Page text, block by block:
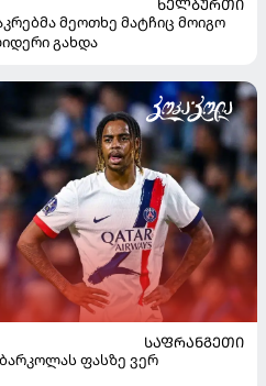
მეოთხე მატჩიც მოიგო
გახდა
ᲡᲐᲤᲠᲐᲜᲒᲔᲗᲘ
ფასზე ვერ